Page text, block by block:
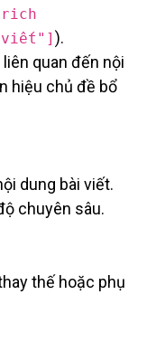
).
quan đến nội
hiệu chủ đề bổ
dung bài viết.
chuyên sâu.
thế hoặc phụ